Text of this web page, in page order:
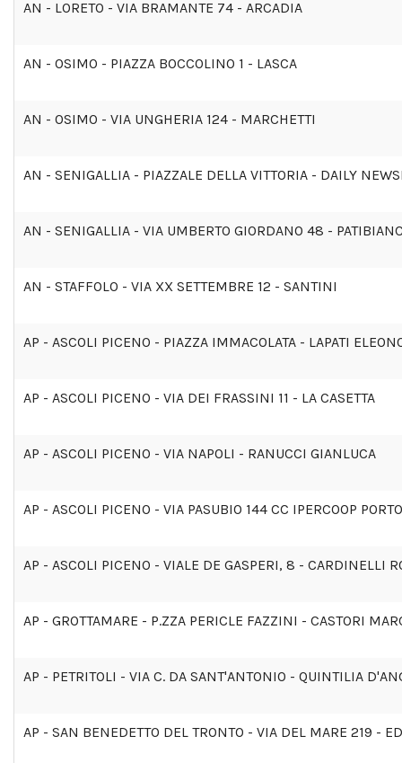
AN - LORETO - VIA BRAMANTE 74 - ARCADIA
AN - OSIMO - PIAZZA BOCCOLINO 1 - LASCA
AN - OSIMO - VIA UNGHERIA 124 - MARCHETTI
AN - SENIGALLIA - PIAZZALE DELLA VITTORIA - DAILY
AN - SENIGALLIA - VIA UMBERTO GIORDANO 48 -
AN - STAFFOLO - VIA XX SETTEMBRE 12 - SANTINI
AP - ASCOLI PICENO - PIAZZA IMMACOLATA - LAPATI
AP - ASCOLI PICENO - VIA DEI FRASSINI 11 - LA CASETTA
AP - ASCOLI PICENO - VIA NAPOLI - RANUCCI GIANLUCA
AP - ASCOLI PICENO - VIA PASUBIO 144 CC IPERCOOP
AP - ASCOLI PICENO - VIALE DE GASPERI, 8 - CARDINELLI
AP - GROTTAMARE - P.ZZA PERICLE FAZZINI - CASTORI
AP - PETRITOLI - VIA C. DA SANT'ANTONIO - QUINTILIA
AP - SAN BENEDETTO DEL TRONTO - VIA DEL MARE 219 -